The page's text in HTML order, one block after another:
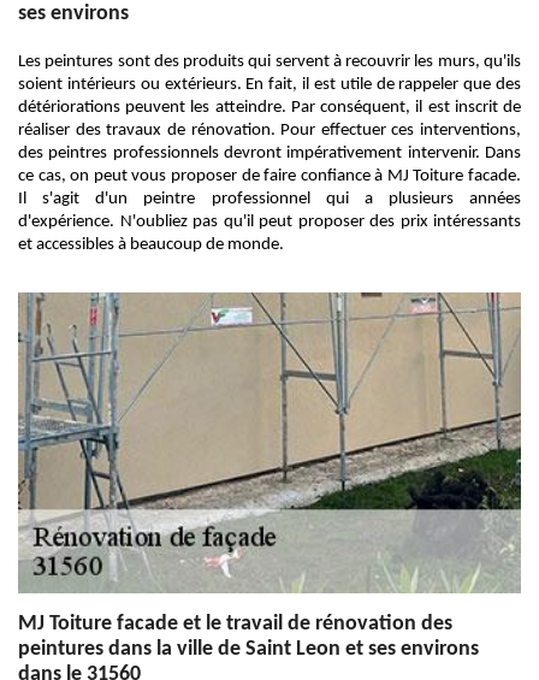
ses environs
Les peintures sont des produits qui servent à recouvrir les murs, qu'ils
soient intérieurs ou extérieurs. En fait, il est utile de rappeler que des
détériorations peuvent les atteindre. Par conséquent, il est inscrit de
réaliser des travaux de rénovation. Pour effectuer ces interventions,
des peintres professionnels devront impérativement intervenir. Dans
ce cas, on peut vous proposer de faire confiance à MJ Toiture facade.
Il s'agit d'un peintre professionnel qui a plusieurs années
d'expérience. N'oubliez pas qu'il peut proposer des prix intéressants
et accessibles à beaucoup de monde.
MJ Toiture facade et le travail de rénovation des
peintures dans la ville de Saint Leon et ses environs
dans le 31560